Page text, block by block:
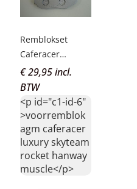
Remblokset
Caferacer
Luxury, Rocket
€ 29,95 incl.
BTW
<p id="c1-id-6"
>voorremblok
agm caferacer
luxury skyteam
rocket hanway
muscle</p>